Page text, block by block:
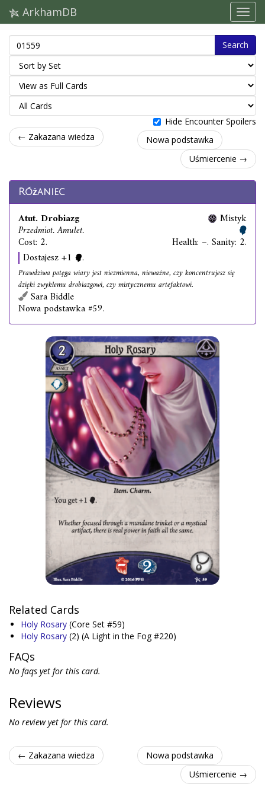
ArkhamDB
Search
Hide Encounter Spoilers
← Zakazana wiedza
Nowa podstawka
Uśmiercenie →
Różaniec
Atut. Drobiazg
Przedmiot. Amulet.
Cost: 2.
Mistyk
Health: –. Sanity: 2.
Dostajesz +1
.
Prawdziwa potęga wiary jest niezmienna, nieważne, czy koncentrujesz się
dzięki zwykłemu drobiazgowi, czy mistycznemu artefaktowi.
Sara Biddle
Nowa podstawka #59.
Related Cards
Holy Rosary (Core Set #59)
Holy Rosary (2) (A Light in the Fog #220)
FAQs
No faqs yet for this card.
Reviews
No review yet for this card.
← Zakazana wiedza
Nowa podstawka
Uśmiercenie →